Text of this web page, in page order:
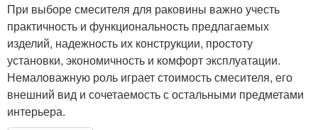
При выборе смесителя для раковины важно учесть
практичность и функциональность предлагаемых
изделий, надежность их конструкции, простоту
установки, экономичность и комфорт эксплуатации.
Немаловажную роль играет стоимость смесителя, его
внешний вид и сочетаемость с остальными предметами
интерьера.